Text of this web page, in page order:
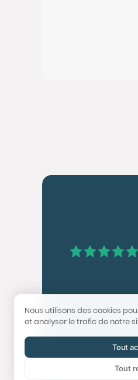
© 2025 Booster
Nous utilisons des cookies
et analyser le trafic de notre
Tout
Tout